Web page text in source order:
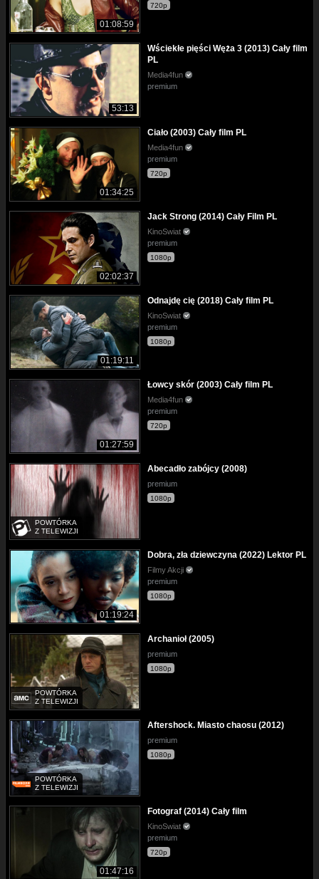
01:08:59
720p
53:13
Wściekłe pięści Węża 3 (2013) Cały film
PL
Media4fun
premium
01:34:25
Ciało (2003) Cały film PL
Media4fun
premium
720p
02:02:37
Jack Strong (2014) Cały Film PL
KinoSwiat
premium
1080p
01:19:11
Odnajdę cię (2018) Cały film PL
KinoSwiat
premium
1080p
01:27:59
Łowcy skór (2003) Cały film PL
Media4fun
premium
720p
POWTÓRKA
Z TELEWIZJI
Abecadło zabójcy (2008)
premium
1080p
01:19:24
Dobra, zła dziewczyna (2022) Lektor PL
Filmy Akcji
premium
1080p
POWTÓRKA
Z TELEWIZJI
Archanioł (2005)
premium
1080p
POWTÓRKA
Z TELEWIZJI
Aftershock. Miasto chaosu (2012)
premium
1080p
01:47:16
Fotograf (2014) Cały film
KinoSwiat
premium
720p